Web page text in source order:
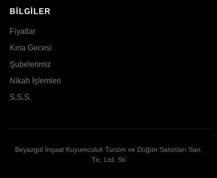
BILGILER
Fiyatlar
Kına Gecesi
Şubelerimiz
Nikah İşlemleri
S.S.S.
Beyazgül İnşaat Kuyumculuk Turizm ve Düğün Salonları San.
Tic. Ltd. Sti